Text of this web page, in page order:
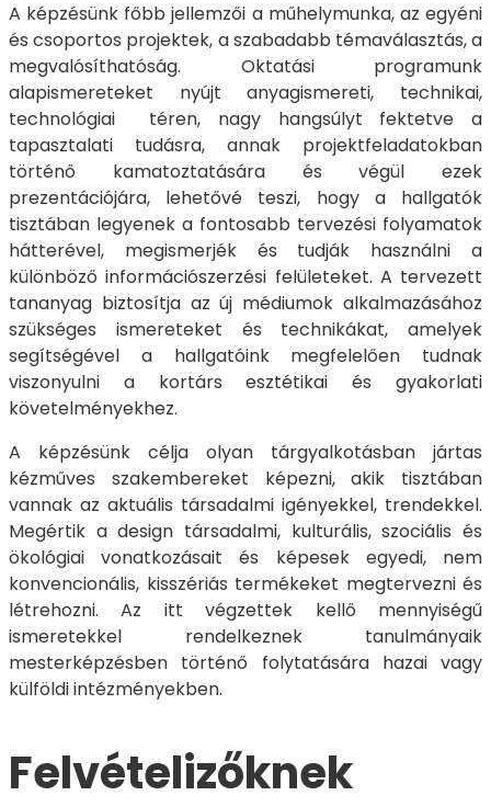
A képzésünk főbb jellemzői a műhelymunka, az egyéni
és csoportos projektek, a szabadabb témaválasztás, a
megvalósíthatóság. Oktatási programunk
alapismereteket nyújt anyagismereti, technikai,
technológiai téren, nagy hangsúlyt fektetve a
tapasztalati tudásra, annak projektfeladatokban
történő kamatoztatására és végül ezek
prezentációjára, lehetővé teszi, hogy a hallgatók
tisztában legyenek a fontosabb tervezési folyamatok
hátterével, megismerjék és tudják használni a
különböző információszerzési felületeket. A tervezett
tananyag biztosítja az új médiumok alkalmazásához
szükséges ismereteket és technikákat, amelyek
segítségével a hallgatóink megfelelően tudnak
viszonyulni a kortárs esztétikai és gyakorlati
követelményekhez.
A képzésünk célja olyan tárgyalkotásban jártas
kézműves szakembereket képezni, akik tisztában
vannak az aktuális társadalmi igényekkel, trendekkel.
Megértik a design társadalmi, kulturális, szociális és
ökológiai vonatkozásait és képesek egyedi, nem
konvencionális, kisszériás termékeket megtervezni és
létrehozni. Az itt végzettek kellő mennyiségű
ismeretekkel rendelkeznek tanulmányaik
mesterképzésben történő folytatására hazai vagy
külföldi intézményekben.
Felvételizőknek